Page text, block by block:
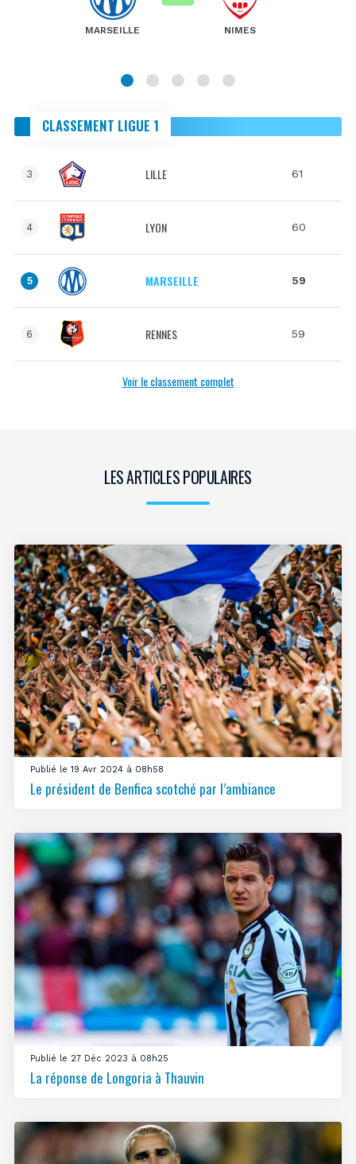
MARSEILLE NIMES
CLASSEMENT LIGUE 1
3 LILLE 61
4 LYON 60
5 MARSEILLE 59
6 RENNES 59
Voir le classement complet
LES ARTICLES POPULAIRES
Publié le 19 Avr 2024 à 08h58
Le président de Benfica scotché par l’ambiance
Publié le 27 Déc 2023 à 08h25
La réponse de Longoria à Thauvin